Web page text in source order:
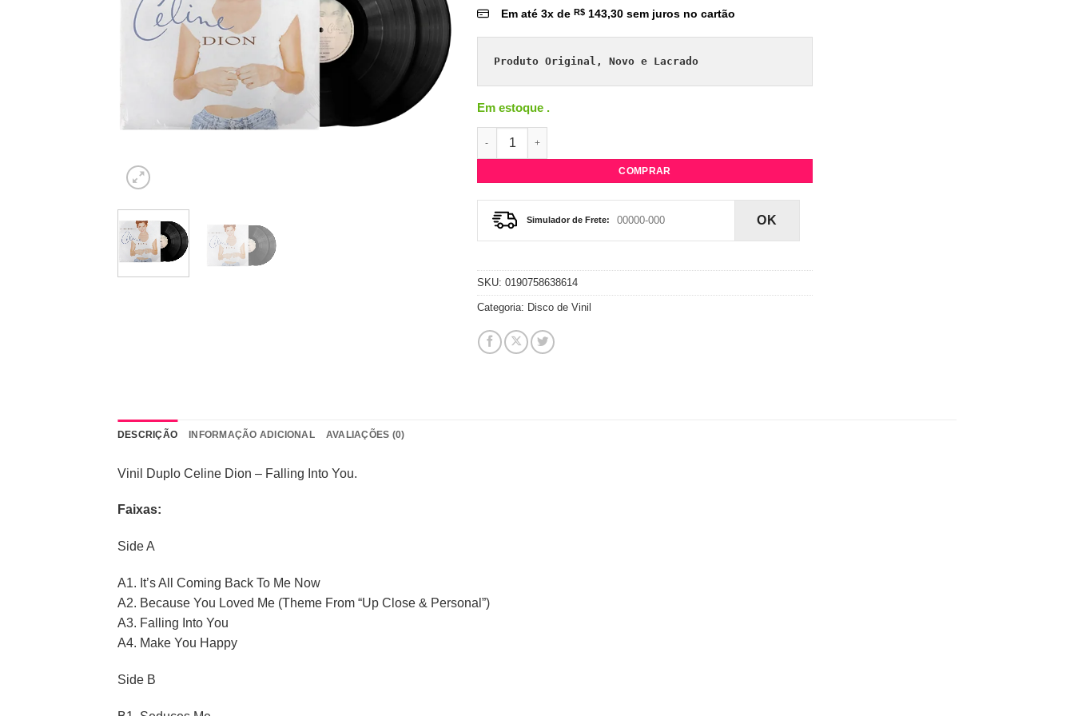
Em até 3x de R$ 143,30 sem juros no cartão
Produto Original, Novo e Lacrado
Em estoque .
Vinil Duplo Celine Dion ‎– Falling Into You quantidade
COMPRAR
Simulador de Frete: OK
SKU: 0190758638614
Categoria: Disco de Vinil
DESCRIÇÃO INFORMAÇÃO ADICIONAL AVALIAÇÕES (0)
Vinil Duplo Celine Dion ‎– Falling Into You.
Faixas:
Side A
A1. It’s All Coming Back To Me Now
A2. Because You Loved Me (Theme From “Up Close & Personal”)
A3. Falling Into You
A4. Make You Happy
Side B